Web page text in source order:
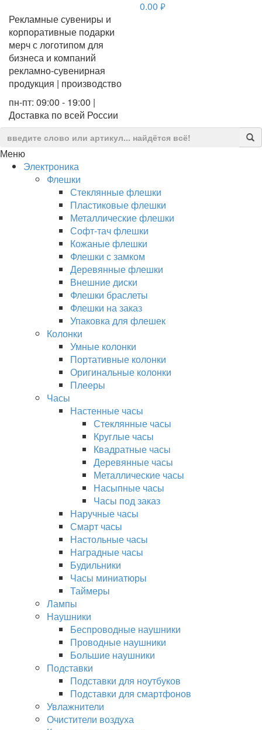
Рекламные сувениры и
корпоративные подарки
мерч с логотипом для
бизнеса и компаний
рекламно-сувенирная
продукция | производство
пн-пт: 09:00 - 19:00 |
Доставка по всей России
0.00 руб.
Меню
Электроника
Флешки
Стеклянные флешки
Пластиковые флешки
Металлические флешки
Софт-тач флешки
Кожаные флешки
Флешки с замком
Деревянные флешки
Внешние диски
Флешки браслеты
Флешки на заказ
Упаковка для флешек
Колонки
Умные колонки
Портативные колонки
Оригинальные колонки
Плееры
Часы
Настенные часы
Стеклянные часы
Круглые часы
Квадратные часы
Деревянные часы
Металлические часы
Насыпные часы
Часы под заказ
Наручные часы
Смарт часы
Настольные часы
Наградные часы
Будильники
Часы миниатюры
Таймеры
Лампы
Наушники
Беспроводные наушники
Проводные наушники
Большие наушники
Подставки
Подставки для ноутбуков
Подставки для смартфонов
Увлажнители
Очистители воздуха